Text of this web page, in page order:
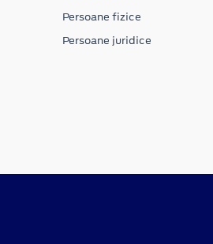
Persoane fizice
Persoane juridice